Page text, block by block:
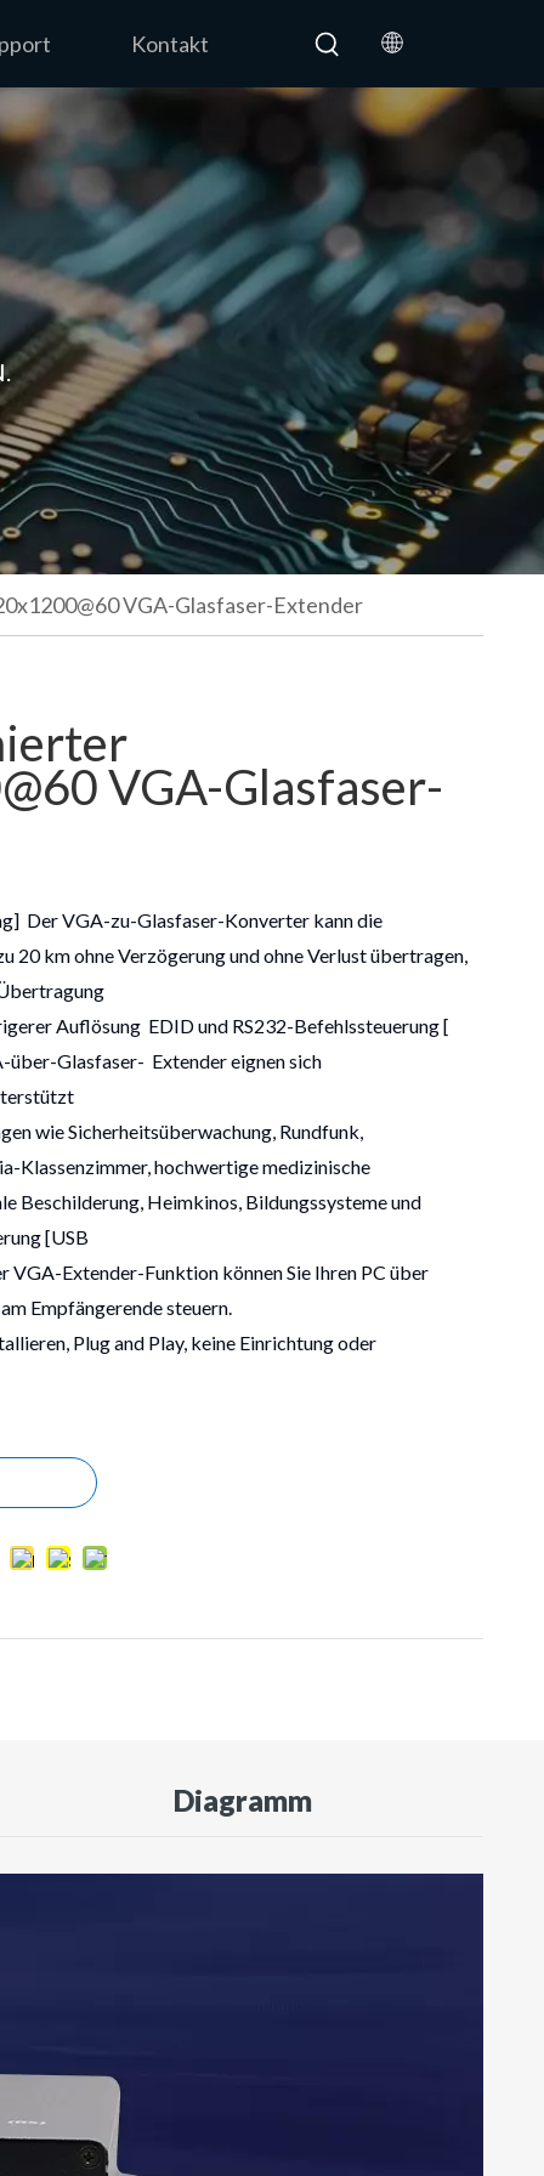
Kontakt
VGA-Glasfaser-Extender
VGA-Glasfaser-
Der VGA-zu-Glasfaser-Konverter kann die
20 km ohne Verzögerung und ohne Verlust übertragen,
Auflösung EDID und RS232-Befehlssteuerung [
über-Glasfaser- Extender eignen sich
wie Sicherheitsüberwachung, Rundfunk,
Klassenzimmer, hochwertige medizinische
Beschilderung, Heimkinos, Bildungssysteme und
[USB
VGA-Extender-Funktion können Sie Ihren PC über
Empfängerende steuern.
Plug and Play, keine Einrichtung oder
Diagramm